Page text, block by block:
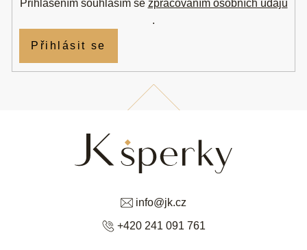
info@jk.cz
+420 241 091 761
Přihlášením souhlasím se zpracováním osobních údajů
.
Přihlásit se